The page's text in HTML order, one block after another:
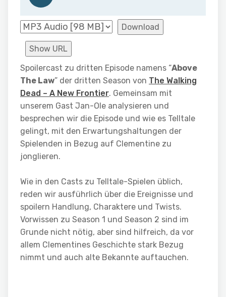
Download
Show URL
Spoilercast zu dritten Episode namens “Above
The Law” der dritten Season von The Walking
Dead – A New Frontier. Gemeinsam mit
unserem Gast Jan-Ole analysieren und
besprechen wir die Episode und wie es Telltale
gelingt, mit den Erwartungshaltungen der
Spielenden in Bezug auf Clementine zu
jonglieren.
Wie in den Casts zu Telltale-Spielen üblich,
reden wir ausführlich über die Ereignisse und
spoilern Handlung, Charaktere und Twists.
Vorwissen zu Season 1 und Season 2 sind im
Grunde nicht nötig, aber sind hilfreich, da vor
allem Clementines Geschichte stark Bezug
nimmt und auch alte Bekannte auftauchen.